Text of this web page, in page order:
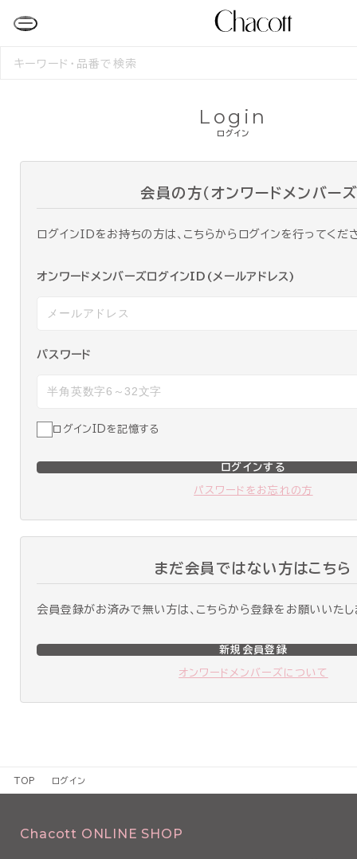
検
ログイン
Login
会員の方（オンワードメンバーズ
ログインIDをお持ちの方は、こちらからログインを行ってくだ
オンワードメンバーズログインID(メールアドレス)
パスワード
ログインIDを記憶する
ログインする
パスワードをお忘れの方
まだ会員ではない方はこちら
会員登録がお済みで無い方は、こちらから登録をお願いいたし
新規会員登録
オンワードメンバーズについて
TOP ログイン
Chacott ONLINE SHOP